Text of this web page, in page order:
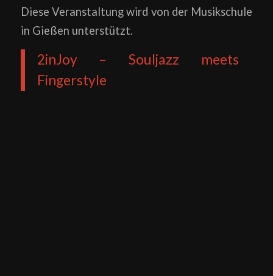
Diese Veranstaltung wird von der Musikschule
in Gießen unterstützt.
2inJoy – Souljazz meets
Fingerstyle